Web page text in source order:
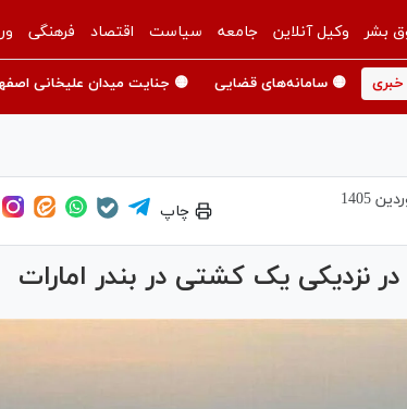
بشر وکیل آنلاین جامعه سیاست اقتصاد فرهنگی
خبری 🟡 سامانه‌های قضایی 🟡 جنایت میدان علیخانی
چاپ
نزدیکی یک کشتی در بندر امارات